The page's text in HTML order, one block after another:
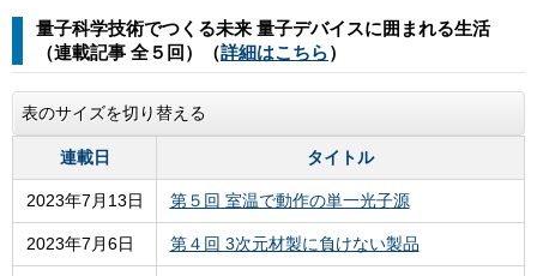
量子科学技術でつくる未来 量子デバイスに囲まれる生活
（連載記事 全５回）（詳細はこちら）
表のサイズを切り替える
連載日 タイトル
2023年7月13日 第５回 室温で動作の単一光子源
2023年7月6日 第４回 3次元材製に負けない製品